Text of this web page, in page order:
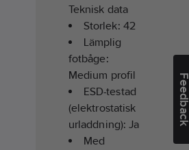
Teknisk data
Storlek: 42
Lämplig
fotbåge:
Medium profil
ESD-testad
(elektrostatisk
urladdning):Ja
Med